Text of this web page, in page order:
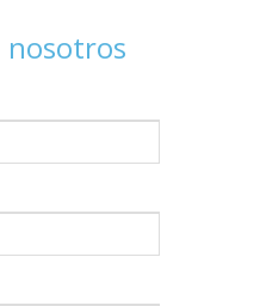
nosotros